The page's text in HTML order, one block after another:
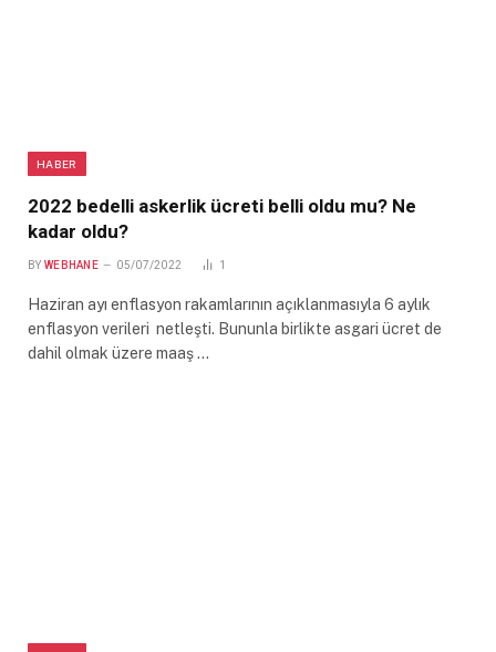
HABER
2022 bedelli askerlik ücreti belli oldu mu? Ne
kadar oldu?
BY WEBHANE 05/07/2022 1
Haziran ayı enflasyon rakamlarının açıklanmasıyla 6 aylık
enflasyon verileri netleşti. Bununla birlikte asgari ücret de
dahil olmak üzere maaş …